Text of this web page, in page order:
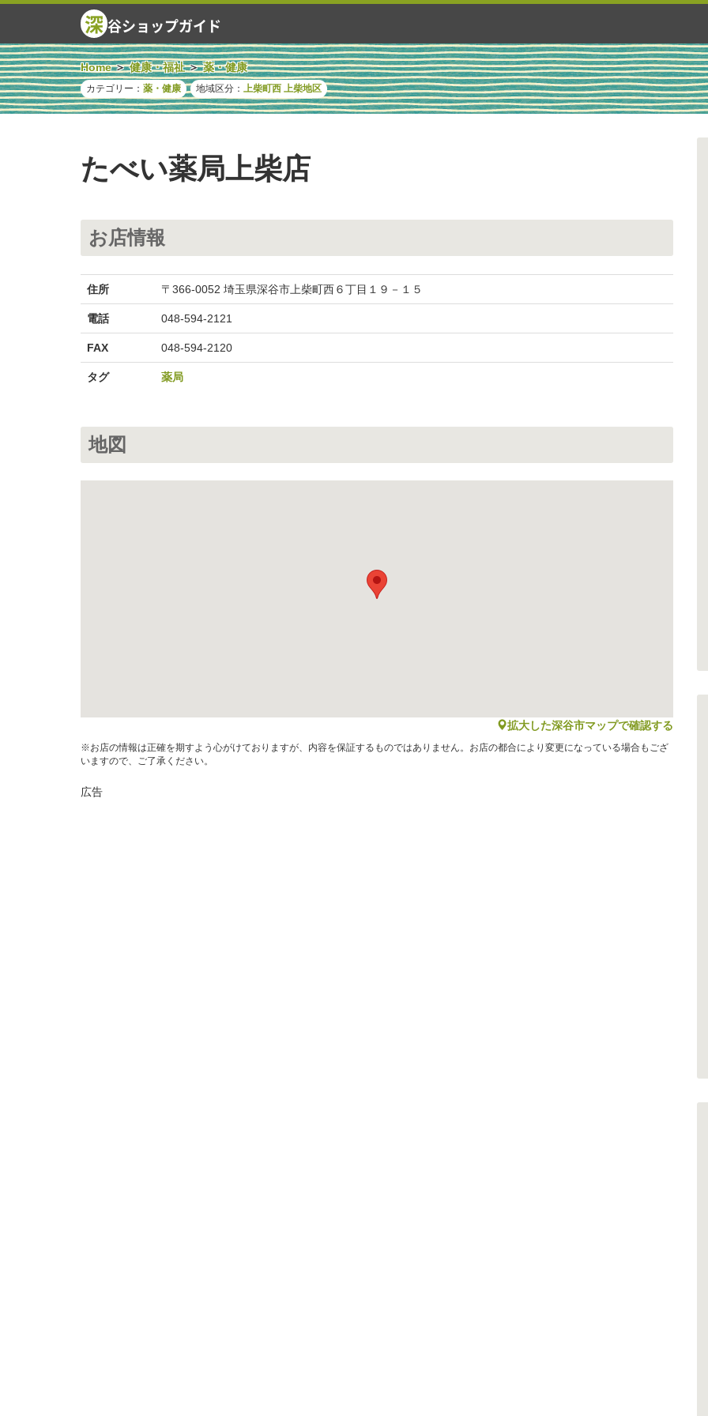
深 谷ショップガイド
Home 健康・福祉 薬・健康
カテゴリー： 薬・健康 地域区分： 上柴町西 上柴地区
たべい薬局上柴店
お店情報
住所 〒366-0052 埼玉県深谷市上柴町西６丁目１９－１５
電話 048-594-2121
FAX 048-594-2120
タグ 薬局
地図
map
拡大した深谷市マップで確認する
※お店の情報は正確を期すよう心がけておりますが、内容を保証するものではありません。お店の都合により変更になっている場合もござ
いますので、ご了承ください。
広告